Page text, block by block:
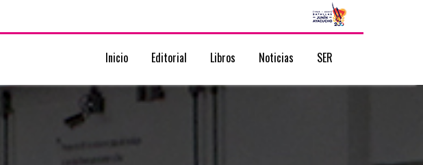
Inicio Editorial Libros Noticias SER